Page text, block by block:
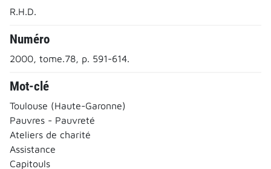
R.H.D.
Numéro
2000, tome.78, p. 591-614.
Mot-clé
Toulouse (Haute-Garonne)
Pauvres - Pauvreté
Ateliers de charité
Assistance
Capitouls